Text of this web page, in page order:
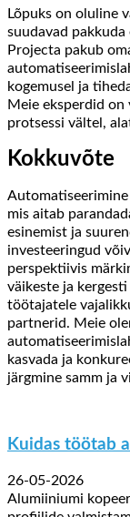
Lõpuks on oluline
suudavad
Projecta pakub
kogemusel ja
Meie eksperdid
protsessi vältel,
Kokkuvõte
Automatiseerimine
mis aitab
esinemist ja
investeeringud
perspektiivis
väikeste ja
töötajatele
partnerid. Meie
kasvada ja
järgmine samm ja
Kuidas töötab
26-05-2026
Alumiiniumi